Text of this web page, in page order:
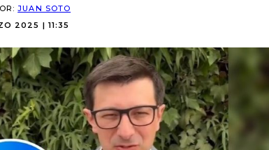
JUAN SOTO
2025 | 11:35